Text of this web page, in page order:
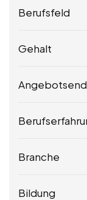
Berufsfeld
Gehalt
Branche
Bildung